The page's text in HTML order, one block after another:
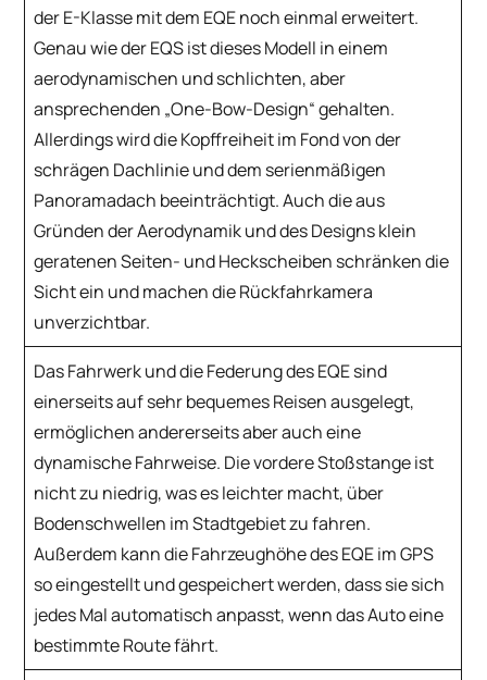
der E-Klasse mit dem EQE noch einmal erweitert.
Genau wie der EQS ist dieses Modell in einem
aerodynamischen und schlichten, aber
ansprechenden „One-Bow-Design“ gehalten.
Allerdings wird die Kopffreiheit im Fond von der
schrägen Dachlinie und dem serienmäßigen
Panoramadach beeinträchtigt. Auch die aus
Gründen der Aerodynamik und des Designs klein
geratenen Seiten- und Heckscheiben schränken die
Sicht ein und machen die Rückfahrkamera
unverzichtbar.
Das Fahrwerk und die Federung des EQE sind
einerseits auf sehr bequemes Reisen ausgelegt,
ermöglichen andererseits aber auch eine
dynamische Fahrweise. Die vordere Stoßstange ist
nicht zu niedrig, was es leichter macht, über
Bodenschwellen im Stadtgebiet zu fahren.
Außerdem kann die Fahrzeughöhe des EQE im GPS
so eingestellt und gespeichert werden, dass sie sich
jedes Mal automatisch anpasst, wenn das Auto eine
bestimmte Route fährt.